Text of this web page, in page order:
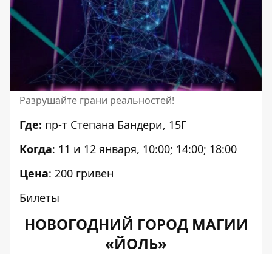
Разрушайте грани реальностей!
Где: пр-т Степана Бандери, 15Г
Когда: 11 и 12 января, 10:00; 14:00; 18:00
Цена: 200 гривен
Билеты
НОВОГОДНИЙ ГОРОД МАГИИ
«ЙОЛЬ»